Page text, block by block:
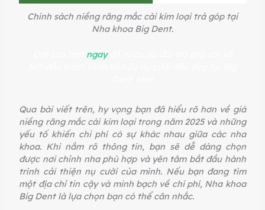
Chính sách niềng răng mắc cài kim loại trả góp tại
Nha khoa Big Dent.
ngayđể nhận ưu đãi trả góp 0% và
Qua bài viết trên, hy vọng bạn đã hiểu rõ hơn về giá
niềng răng mắc cài kim loại trong năm 2025 và những
yếu tố khiến chi phí có sự khác nhau giữa các nha
khoa. Khi nắm rõ thông tin, bạn sẽ dễ dàng chọn
được nơi chỉnh nha phù hợp và yên tâm bắt đầu hành
trình cải thiện nụ cười của mình. Nếu bạn đang tìm
một địa chỉ tin cậy và minh bạch về chi phí, Nha khoa
Big Dent là lựa chọn bạn có thể cân nhắc.